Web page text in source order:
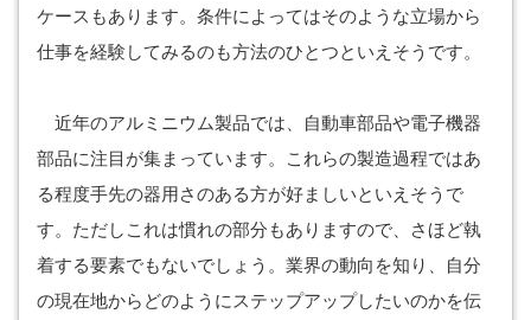
ケースもあります。条件によってはそのような立場から
仕事を経験してみるのも方法のひとつといえそうです。
近年のアルミニウム製品では、自動車部品や電子機器
部品に注目が集まっています。これらの製造過程ではあ
る程度手先の器用さのある方が好ましいといえそうで
す。ただしこれは慣れの部分もありますので、さほど執
着する要素でもないでしょう。業界の動向を知り、自分
の現在地からどのようにステップアップしたいのかを伝